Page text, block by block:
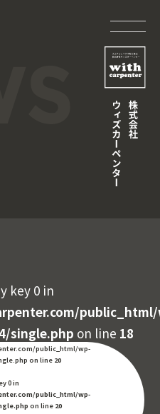
key 0 in
single.php on line 18
public_html/wp-
on line 20
0 in
public_html/wp-
on line 20